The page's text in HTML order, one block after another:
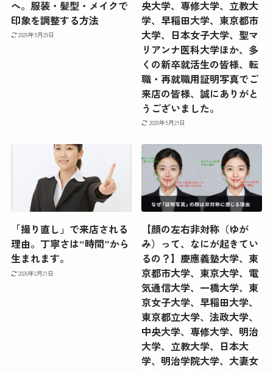
へ。服装・髪型・メイクで
印象を調整する方法
2026年5月29日
央大学、専修大学、立教大
学、早稲田大学、東京都市
大学、日本女子大学、聖マ
リアンナ医科大学ほか、多
くの新卒就活生の皆様、転
職・再就職用証明写真でご
来店の皆様、誠にありがと
うございました。
2026年5月21日
「撮り直し」で来店される
理由。丁寧さは“時間”から
生まれます。
2026年2月21日
【顔の左右非対称（ゆが
み）って、なにが起きてい
るの？】慶應義塾大学、東
京都市大学、東京大学、電
気通信大学、一橋大学、東
京女子大学、早稲田大学、
東京都立大学、法政大学、
中央大学、専修大学、明治
大学、立教大学、日本大
学、明治学院大学、大妻女